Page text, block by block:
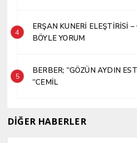
4
ERŞAN KUNERİ ELEŞTİRİSİ –
BÖYLE YORUM
5
BERBER; “GÖZÜN AYDIN ESTETİKÇİ
“CEMİL
DİĞER HABERLER